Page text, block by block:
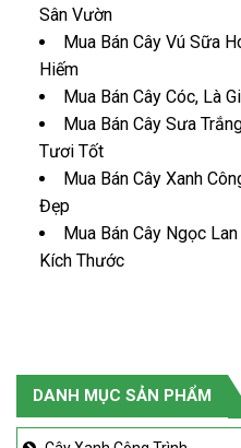
Sân Vườn
Mua Bán Cây Vú Sữa
Hiếm
Mua Bán Cây Cóc, Là
Mua Bán Cây Sưa
Tươi Tốt
Mua Bán Cây Xanh
Đẹp
Mua Bán Cây Ngọc
Kích Thước
DANH MỤC SẢN PHẨM